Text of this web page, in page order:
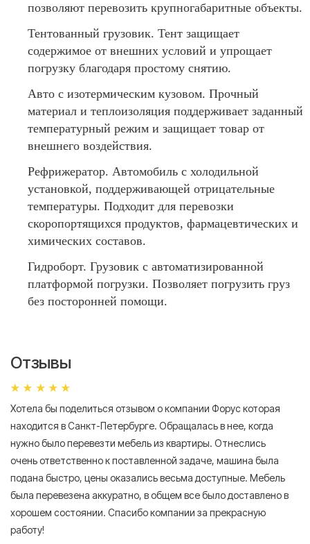
позволяют перевозить крупногабаритные объекты.
Тентованный грузовик. Тент защищает
содержимое от внешних условий и упрощает
погрузку благодаря простому снятию.
Авто с изотермическим кузовом. Прочный
материал и теплоизоляция поддерживает заданный
температурный режим и защищает товар от
внешнего воздействия.
Рефрижератор. Автомобиль с холодильной
установкой, поддерживающей отрицательные
температуры. Подходит для перевозки
скоропортящихся продуктов, фармацевтических и
химических составов.
Гидроборт. Грузовик с автоматизированной
платформой погрузки. Позволяет погрузить груз
без посторонней помощи.
Отзывы
Хотела бы поделиться отзывом о компании Форус которая
находится в Санкт-Петербурге. Обращалась в нее, когда
нужно было перевезти мебель из квартиры. Отнеслись
очень ответственно к поставленной задаче, машина была
подана быстро, цены оказались весьма доступные. Мебель
была перевезена аккуратно, в общем все было доставлено в
хорошем состоянии. Спасибо компании за прекрасную
работу!